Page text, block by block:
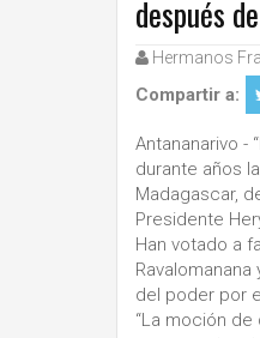
después
Hermanos
Compartir a:
Antananarivo -
durante años
Madagascar,
Presidente
Han votado a
del poder por
“La moción